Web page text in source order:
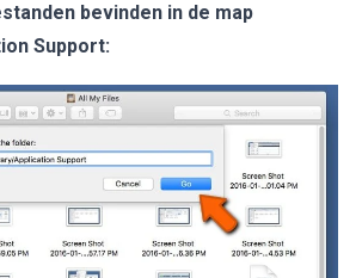
bevinden in de map
Support: